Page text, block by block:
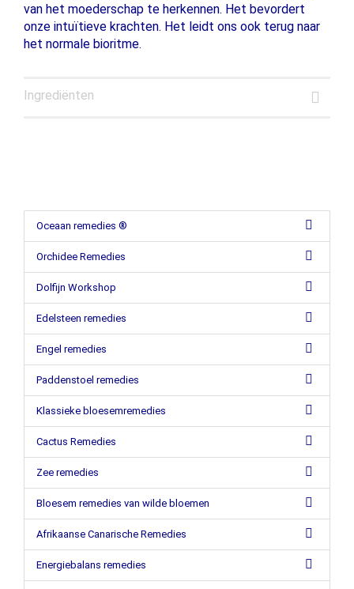
van het moederschap te herkennen. Het bevordert
onze intuïtieve krachten. Het leidt ons ook terug naar
het normale bioritme.
Ingrediënten
Oceaan remedies ®
Orchidee Remedies
Dolfijn Workshop
Edelsteen remedies
Engel remedies
Paddenstoel remedies
Klassieke bloesemremedies
Cactus Remedies
Zee remedies
Bloesem remedies van wilde bloemen
Afrikaanse Canarische Remedies
Energiebalans remedies